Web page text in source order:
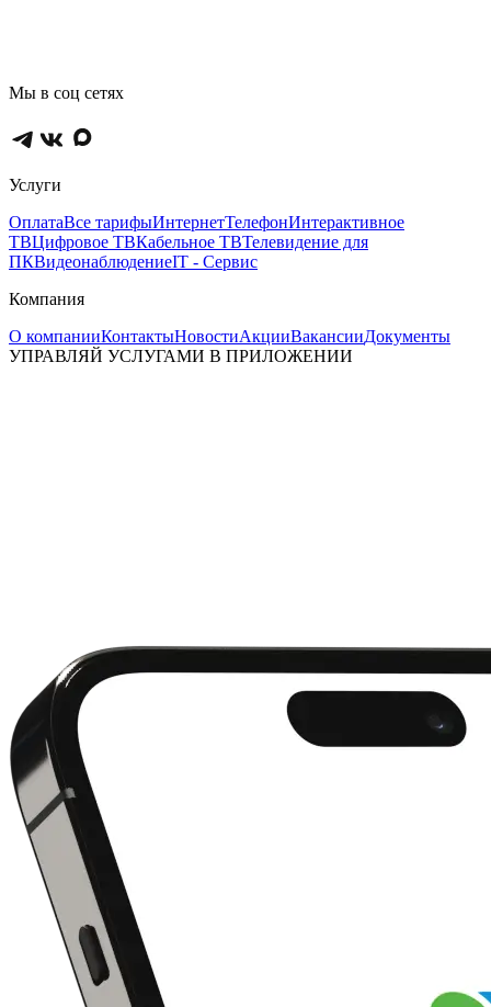
Мы в соц сетях
Услуги
ОплатаВсе тарифыИнтернетТелефонИнтерактивное
ТВЦифровое ТВКабельное ТВТелевидение для
ПКВидеонаблюдениеIT - Сервис
Компания
О компанииКонтактыНовостиАкцииВакансииДокументы
УПРАВЛЯЙ УСЛУГАМИ В ПРИЛОЖЕНИИ